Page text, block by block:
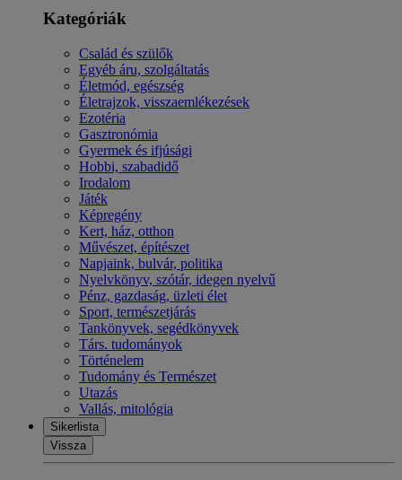
Kategóriák
Család és szülők
Egyéb áru, szolgáltatás
Életmód, egészség
Életrajzok, visszaemlékezések
Ezotéria
Gasztronómia
Gyermek és ifjúsági
Hobbi, szabadidő
Irodalom
Játék
Képregény
Kert, ház, otthon
Művészet, építészet
Napjaink, bulvár, politika
Nyelvkönyv, szótár, idegen nyelvű
Pénz, gazdaság, üzleti élet
Sport, természetjárás
Tankönyvek, segédkönyvek
Társ. tudományok
Történelem
Tudomány és Természet
Utazás
Vallás, mitológia
Sikerlista
Vissza